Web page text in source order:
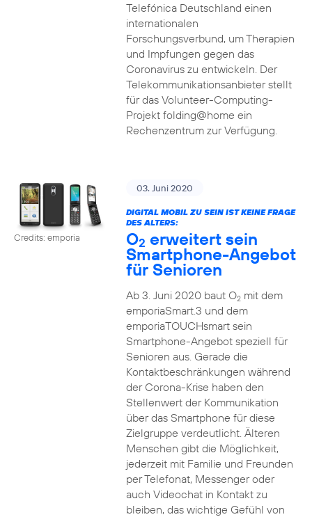
Telefónica Deutschland einen
internationalen
Forschungsverbund, um Therapien
und Impfungen gegen das
Coronavirus zu entwickeln. Der
Telekommunikationsanbieter stellt
für das Volunteer-Computing-
Projekt folding@home ein
Rechenzentrum zur Verfügung.
Credits: emporia
03. Juni 2020
DIGITAL MOBIL ZU SEIN IST KEINE FRAGE
DES ALTERS:
O2 erweitert sein
Smartphone-Angebot
für Senioren
Ab 3. Juni 2020 baut O2mit dem
emporiaSmart.3 und dem
emporiaTOUCHsmart sein
Smartphone-Angebot speziell für
Senioren aus. Gerade die
Kontaktbeschränkungen während
der Corona-Krise haben den
Stellenwert der Kommunikation
über das Smartphone für diese
Zielgruppe verdeutlicht. Älteren
Menschen gibt die Möglichkeit,
jederzeit mit Familie und Freunden
per Telefonat, Messenger oder
auch Videochat in Kontakt zu
bleiben, das wichtige Gefühl von